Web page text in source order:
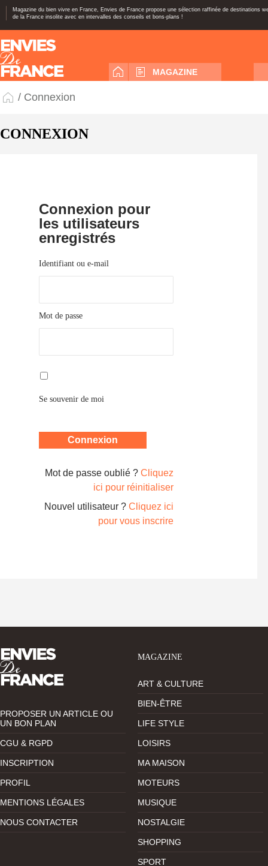
Magazine du bien vivre en France, Envies de France propose une sélection raffinée de destinations
de la France insolite avec en intervalles des conseils et bons-plans !
MAGAZINE
/ Connexion
CONNEXION
Connexion pour
les utilisateurs
enregistrés
Identifiant ou e-mail
Mot de passe
Se souvenir de moi
Mot de passe oublié ? Cliquez
ici pour réinitialiser
Nouvel utilisateur ? Cliquez ici
pour vous inscrire
PROPOSER UN ARTICLE OU
UN BON PLAN
CGU & RGPD
INSCRIPTION
PROFIL
MENTIONS LÉGALES
NOUS CONTACTER
MAGAZINE
ART & CULTURE
BIEN-ÊTRE
LIFE STYLE
LOISIRS
MA MAISON
MOTEURS
MUSIQUE
NOSTALGIE
SHOPPING
SPORT